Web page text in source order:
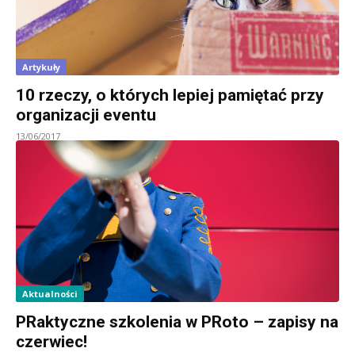
Artykuły
10 rzeczy, o których lepiej pamiętać przy
organizacji eventu
13/06/2017
Aktualności
PRaktyczne szkolenia w PRoto – zapisy na
czerwiec!